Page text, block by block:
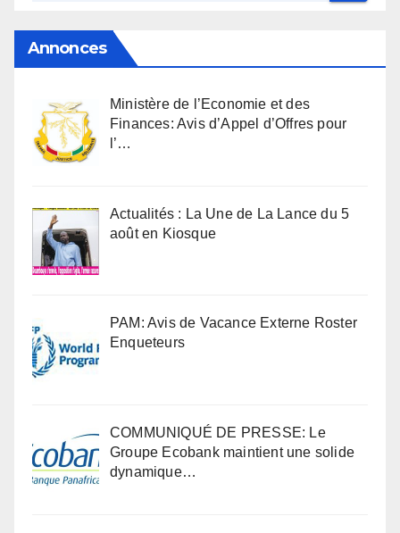
Annonces
Ministère de l’Economie et des
Finances: Avis d’Appel d’Offres pour
l’…
Actualités : La Une de La Lance du 5
août en Kiosque
PAM: Avis de Vacance Externe Roster
Enqueteurs
COMMUNIQUÉ DE PRESSE: Le
Groupe Ecobank maintient une solide
dynamique…